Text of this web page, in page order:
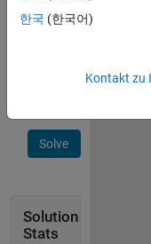
Equation:
Solve
Solution
Stats
한국 (한국어)
Kontakt zu